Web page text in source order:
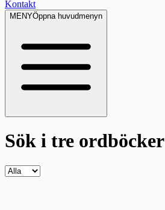
Kontakt
MENYÖppna huvudmenyn
Sök i tre ordböcker